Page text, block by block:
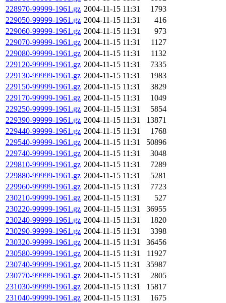
228970-99999-1961.gz 2004-11-15 11:31
1793
229050-99999-1961.gz 2004-11-15 11:31
416
229060-99999-1961.gz 2004-11-15 11:31
973
229070-99999-1961.gz 2004-11-15 11:31
1127
229080-99999-1961.gz 2004-11-15 11:31
1132
229120-99999-1961.gz 2004-11-15 11:31
7335
229130-99999-1961.gz 2004-11-15 11:31
1983
229150-99999-1961.gz 2004-11-15 11:31
3829
229170-99999-1961.gz 2004-11-15 11:31
1049
229250-99999-1961.gz 2004-11-15 11:31
5854
229390-99999-1961.gz 2004-11-15 11:31
13871
229440-99999-1961.gz 2004-11-15 11:31
1768
229540-99999-1961.gz 2004-11-15 11:31
50896
229740-99999-1961.gz 2004-11-15 11:31
3048
229810-99999-1961.gz 2004-11-15 11:31
7289
229880-99999-1961.gz 2004-11-15 11:31
5281
229960-99999-1961.gz 2004-11-15 11:31
7723
230210-99999-1961.gz 2004-11-15 11:31
527
230220-99999-1961.gz 2004-11-15 11:31
36955
230240-99999-1961.gz 2004-11-15 11:31
1820
230290-99999-1961.gz 2004-11-15 11:31
3398
230320-99999-1961.gz 2004-11-15 11:31
36456
230580-99999-1961.gz 2004-11-15 11:31
11927
230740-99999-1961.gz 2004-11-15 11:31
35987
230770-99999-1961.gz 2004-11-15 11:31
2805
231030-99999-1961.gz 2004-11-15 11:31
15817
231040-99999-1961.gz 2004-11-15 11:31
1675